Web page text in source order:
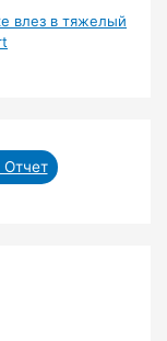
влез в тяжелый